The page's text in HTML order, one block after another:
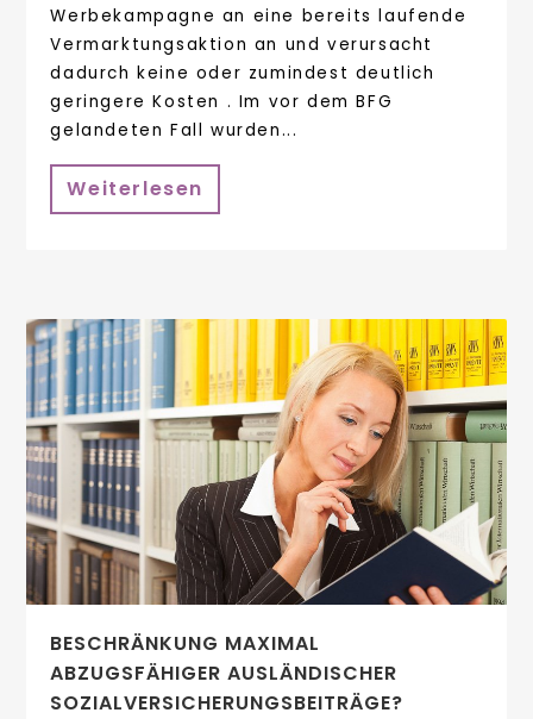
Werbekampagne an eine bereits laufende
Vermarktungsaktion an und verursacht
dadurch keine oder zumindest deutlich
geringere Kosten . Im vor dem BFG
gelandeten Fall wurden...
Weiterlesen
BESCHRÄNKUNG MAXIMAL
ABZUGSFÄHIGER AUSLÄNDISCHER
SOZIALVERSICHERUNGSBEITRÄGE?